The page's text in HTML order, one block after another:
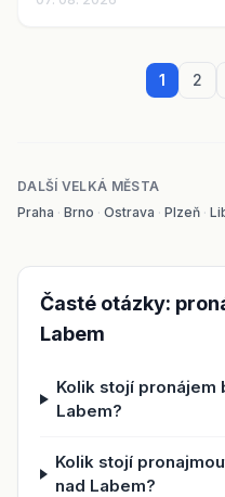
1 2
DALŠÍ VELKÁ MĚSTA
Praha · Brno · Ostrava · Plzeň ·
Časté otázky:
Labem
Kolik stojí pronájem
Labem?
Kolik stojí
nad Labem?